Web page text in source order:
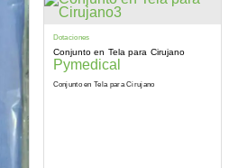
Dotaciones
Conjunto en Tela para Cirujano
Pymedical
Conjunto en Tela para Cirujano